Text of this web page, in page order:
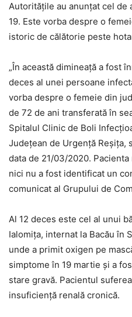
Autoritățile au anunțat cel de
19. Este vorba despre o
istoric de călătorie peste
„În această dimineață a fost
deces al unei persoane
vorba despre o femeie din
de 72 de ani transferată în
Spitalul Clinic de Boli
Județean de Urgență Reșița,
data de 21/03/2020.
nici nu a fost identificat un
comunicat al Grupului de
Al 12 deces este cel al unui
Ialomița, internat la Bacău în
unde a primit oxigen pe
simptome în 19 martie și a
stare gravă. Pacientul
insuficiență renală cronică.